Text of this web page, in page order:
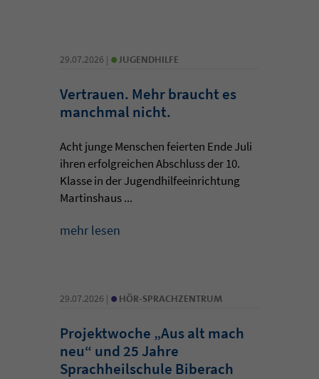
29.07.2026 | • JUGENDHILFE
Vertrauen. Mehr braucht es
manchmal nicht.
Acht junge Menschen feierten Ende Juli
ihren erfolgreichen Abschluss der 10.
Klasse in der Jugendhilfeeinrichtung
Martinshaus ...
mehr lesen
29.07.2026 | • HÖR-SPRACHZENTRUM
Projektwoche „Aus alt mach
neu“ und 25 Jahre
Sprachheilschule Biberach